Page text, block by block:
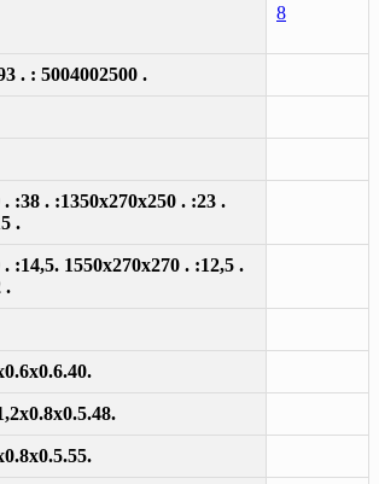
8
. : 5004002500 .
:38 . :1350x270x250 . :23 .
.
:14,5. 1550x270x270 . :12,5 .
.